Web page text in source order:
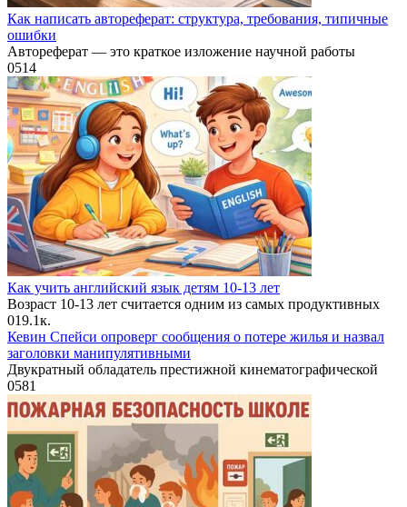
Как написать автореферат: структура, требования, типичные
ошибки
Автореферат — это краткое изложение научной работы
0514
Как учить английский язык детям 10-13 лет
Возраст 10-13 лет считается одним из самых продуктивных
019.1к.
Кевин Спейси опроверг сообщения о потере жилья и назвал
заголовки манипулятивными
Двукратный обладатель престижной кинематографической
0581